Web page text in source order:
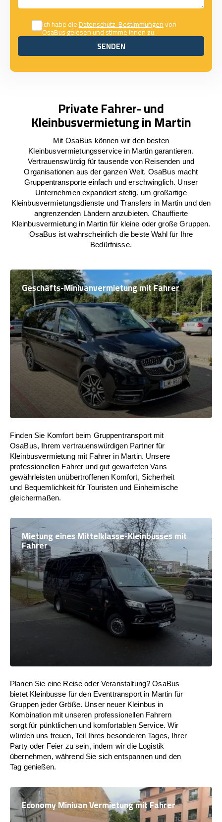
Ich habe dieDatenschutz-Bestimmungenvon
OsaBus gelesen und stimme ihnen zu.
SENDEN
SENDEN
Private Fahrer- und
Kleinbusvermietung in Martin
Mit OsaBus können wir den besten
Kleinbusvermietungsservice in Martin garantieren.
Vertrauenswürdig für tausende von Reisenden und
Organisationen aus der ganzen Welt. OsaBus macht
Gruppentransporte einfach und erschwinglich. Unser
Unternehmen expandiert stetig, um großartige
Kleinbusvermietungsdienste und Transfers in Martin und den
angrenzenden Ländern anzubieten. Chauffierte
Kleinbusvermietung in Martin für kleine oder große Gruppen.
OsaBus ist wahrscheinlich die beste Wahl für Ihre
Bedürfnisse.
Geschäfts-Minivanvermietung mit Fahrer
Finden Sie Komfort beim Gruppentransport mit
OsaBus, Ihrem vertrauenswürdigen Partner für
Kleinbusvermietung mit Fahrer in Martin. Unsere
professionellen Fahrer und gut gewarteten Vans
gewährleisten unübertroffenen Komfort, Sicherheit
und Bequemlichkeit für Touristen und Einheimische
gleichermaßen.
Mietung eines Mittelklasse-Kleinbusses mit
Fahrer
Planen Sie eine Reise oder Veranstaltung? OsaBus
bietet Kleinbusse für den Eventtransport in Martin für
Gruppen jeder Größe. Unser neuer Kleinbus in
Kombination mit unseren professionellen Fahrern
sorgt für pünktlichen und komfortablen Service. Wir
würden uns freuen, Teil Ihres besonderen Tages, Ihrer
Party oder Feier zu sein, indem wir die Logistik
übernehmen, während Sie sich entspannen und den
Tag genießen.
Economy Minivan Vermietung mit Fahrer